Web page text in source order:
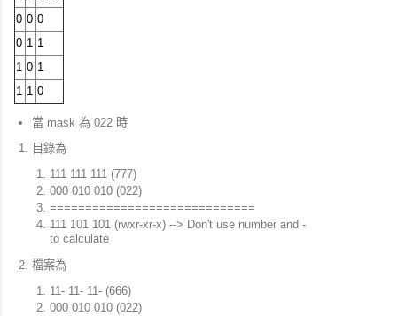
0 0 0
0 1 1
1 0 1
1 1 0
當 mask 為 022 時
目錄為
111 111 111 (777)
000 010 010 (022)
=============================
111 101 101 (rwxr-xr-x) --> Don't use number and -
to calculate
檔案為
11- 11- 11- (666)
000 010 010 (022)